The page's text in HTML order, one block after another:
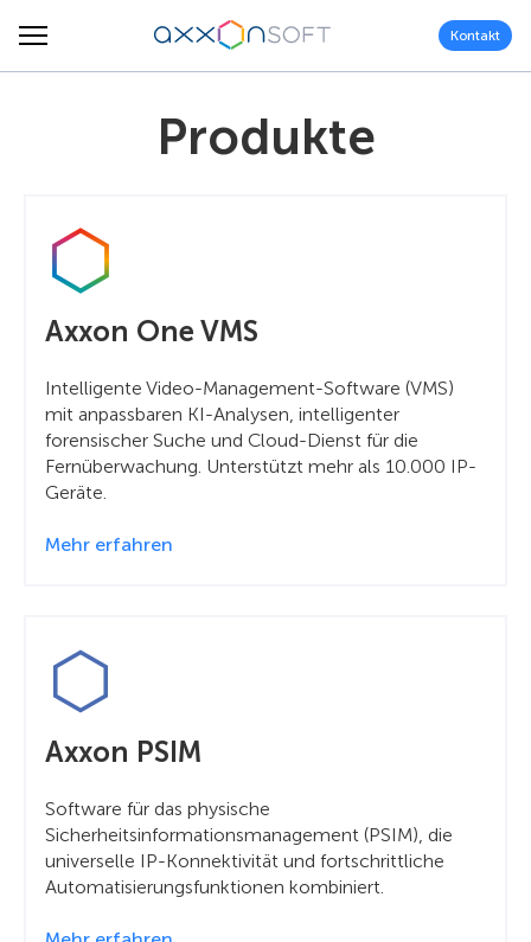
Kontakt
Produkte
Axxon One VMS
Intelligente Video-Management-Software (VMS)
mit anpassbaren KI-Analysen, intelligenter
forensischer Suche und Cloud-Dienst für die
Fernüberwachung. Unterstützt mehr als 10.000 IP-
Geräte.
Mehr erfahren
Axxon PSIM
Software für das physische
Sicherheitsinformationsmanagement (PSIM), die
universelle IP-Konnektivität und fortschrittliche
Automatisierungsfunktionen kombiniert.